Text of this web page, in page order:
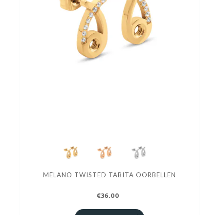
MELANO TWISTED TABITA OORBELLEN
€36.00